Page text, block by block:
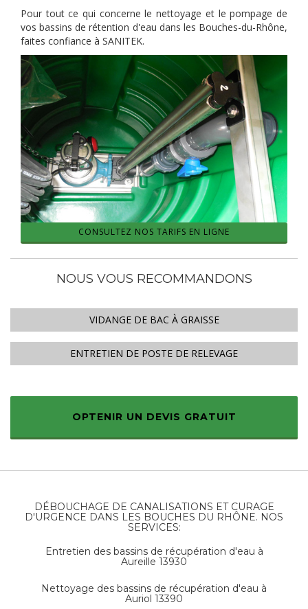
Pour tout ce qui concerne le nettoyage et le pompage de
vos bassins de rétention d'eau dans les Bouches-du-Rhône,
faites confiance à SANITEK.
CONSULTEZ NOS TARIFS EN LIGNE
NOUS VOUS RECOMMANDONS
VIDANGE DE BAC À GRAISSE
ENTRETIEN DE POSTE DE RELEVAGE
OPTENIR UN DEVIS GRATUIT
DÉBOUCHAGE DE CANALISATIONS ET CURAGE
D'URGENCE DANS LES BOUCHES DU RHÔNE. NOS
SERVICES:
Entretien des bassins de récupération d'eau à
Aureille 13930
Nettoyage des bassins de récupération d'eau à
Auriol 13390